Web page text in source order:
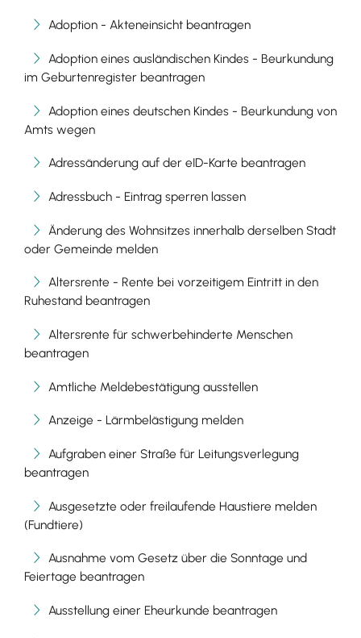
Adoption - Akteneinsicht beantragen
Adoption eines ausländischen Kindes - Beurkundung
im Geburtenregister beantragen
Adoption eines deutschen Kindes - Beurkundung von
Amts wegen
Adressänderung auf der eID-Karte beantragen
Adressbuch - Eintrag sperren lassen
Änderung des Wohnsitzes innerhalb derselben Stadt
oder Gemeinde melden
Altersrente - Rente bei vorzeitigem Eintritt in den
Ruhestand beantragen
Altersrente für schwerbehinderte Menschen
beantragen
Amtliche Meldebestätigung ausstellen
Anzeige - Lärmbelästigung melden
Aufgraben einer Straße für Leitungsverlegung
beantragen
Ausgesetzte oder freilaufende Haustiere melden
(Fundtiere)
Ausnahme vom Gesetz über die Sonntage und
Feiertage beantragen
Ausstellung einer Eheurkunde beantragen